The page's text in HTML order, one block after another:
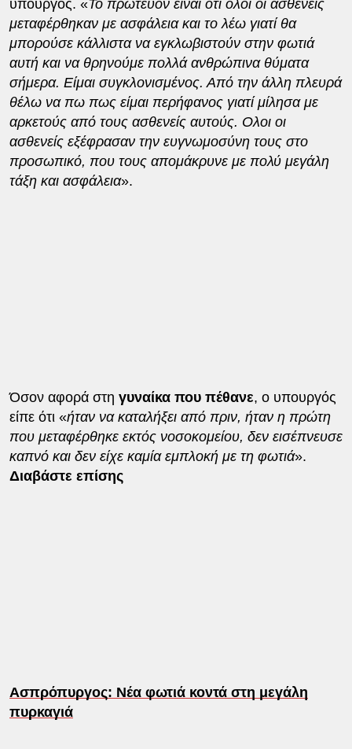
υπουργός. «Το πρωτεύον είναι ότι όλοι οι ασθενείς
μεταφέρθηκαν με ασφάλεια και το λέω γιατί θα
μπορούσε κάλλιστα να εγκλωβιστούν στην φωτιά
αυτή και να θρηνούμε πολλά ανθρώπινα θύματα
σήμερα. Είμαι συγκλονισμένος. Από την άλλη πλευρά
θέλω να πω πως είμαι περήφανος γιατί μίλησα με
αρκετούς από τους ασθενείς αυτούς. Ολοι οι
ασθενείς εξέφρασαν την ευγνωμοσύνη τους στο
προσωπικό, που τους απομάκρυνε με πολύ μεγάλη
τάξη και ασφάλεια».
Όσον αφορά στη γυναίκα που πέθανε, ο υπουργός
είπε ότι «ήταν να καταλήξει από πριν, ήταν η πρώτη
που μεταφέρθηκε εκτός νοσοκομείου, δεν εισέπνευσε
καπνό και δεν είχε καμία εμπλοκή με τη φωτιά».
Διαβάστε επίσης
Ασπρόπυργος: Νέα φωτιά κοντά στη μεγάλη
πυρκαγιά